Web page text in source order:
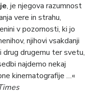
, je njegova razumnost
vere in strahu,
v pozornosti, ki jo
njihovi vsakdanji
drug drugemu ter svetu,
najdemo nekaj
kinematografije …«